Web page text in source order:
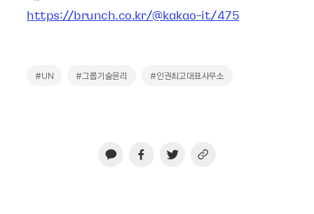
https://brunch.co.kr/@kakao-it/475
#UN #그룹기술윤리 #인권최고대표사무소